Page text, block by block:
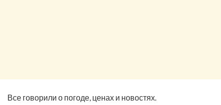
Все говорили о погоде, ценах и новостях.